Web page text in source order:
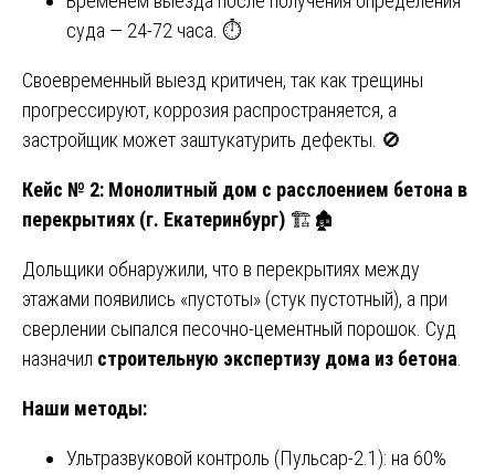
суда — 24-72 часа. ⏱️
Своевременный выезд критичен, так как трещины
прогрессируют, коррозия распространяется, а
застройщик может заштукатурить дефекты. 🚫
Кейс № 2: Монолитный дом с расслоением бетона в
перекрытиях (г. Екатеринбург) 🏗️🏚️
Дольщики обнаружили, что в перекрытиях между
этажами появились «пустоты» (стук пустотный), а при
сверлении сыпался песочно-цементный порошок. Суд
назначил строительную экспертизу дома из бетона
Наши методы:
Ультразвуковой контроль (Пульсар-2.1): на 60%